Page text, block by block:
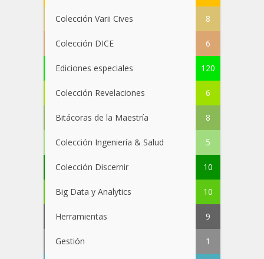
Colección Varii Cives 8
Colección DICE 6
Ediciones especiales 120
Colección Revelaciones 6
Bitácoras de la Maestría 8
Colección Ingeniería & Salud 5
Colección Discernir 10
Big Data y Analytics 10
Herramientas 9
Gestión 1